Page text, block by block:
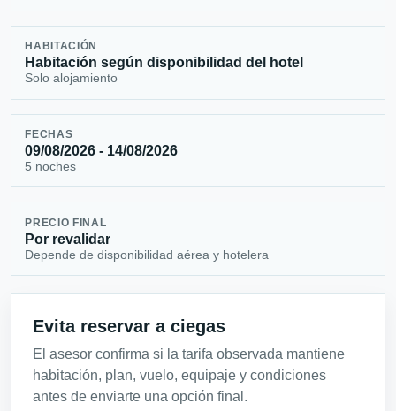
HABITACIÓN
Habitación según disponibilidad del hotel
Solo alojamiento
FECHAS
09/08/2026 - 14/08/2026
5 noches
PRECIO FINAL
Por revalidar
Depende de disponibilidad aérea y hotelera
Evita reservar a ciegas
El asesor confirma si la tarifa observada mantiene
habitación, plan, vuelo, equipaje y condiciones
antes de enviarte una opción final.